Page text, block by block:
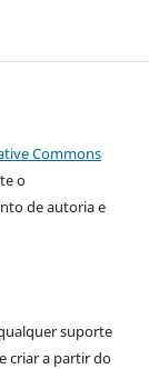
Commons
o
de autoria e
suporte
criar a partir do